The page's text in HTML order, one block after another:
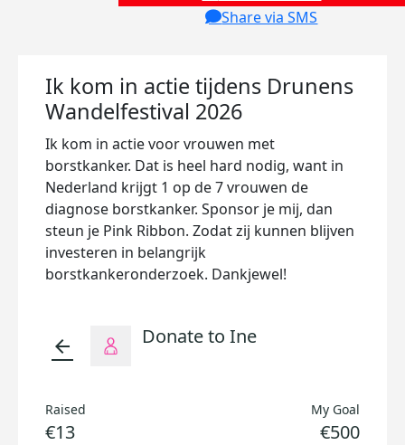
Share via SMS
Ik kom in actie tijdens Drunens
Wandelfestival 2026
Ik kom in actie voor vrouwen met
borstkanker. Dat is heel hard nodig, want in
Nederland krijgt 1 op de 7 vrouwen de
diagnose borstkanker. Sponsor je mij, dan
steun je Pink Ribbon. Zodat zij kunnen blijven
investeren in belangrijk
borstkankeronderzoek. Dankjewel!
arrow_back Donate to Ine
Raised
€13
My Goal
€500